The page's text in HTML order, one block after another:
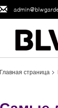
Главная страница